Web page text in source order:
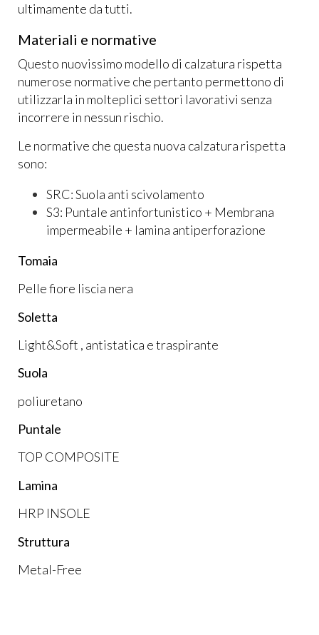
ultimamente da tutti.
Materiali e normative
Questo nuovissimo modello di calzatura rispetta
numerose normative che pertanto permettono di
utilizzarla in molteplici settori lavorativi senza
incorrere in nessun rischio.
Le normative che questa nuova calzatura rispetta
sono:
SRC: Suola anti scivolamento
S3: Puntale antinfortunistico + Membrana
impermeabile + lamina antiperforazione
Tomaia
Pelle fiore liscia nera
Soletta
Light&Soft , antistatica e traspirante
Suola
poliuretano
Puntale
TOP COMPOSITE
Lamina
HRP INSOLE
Struttura
Metal-Free